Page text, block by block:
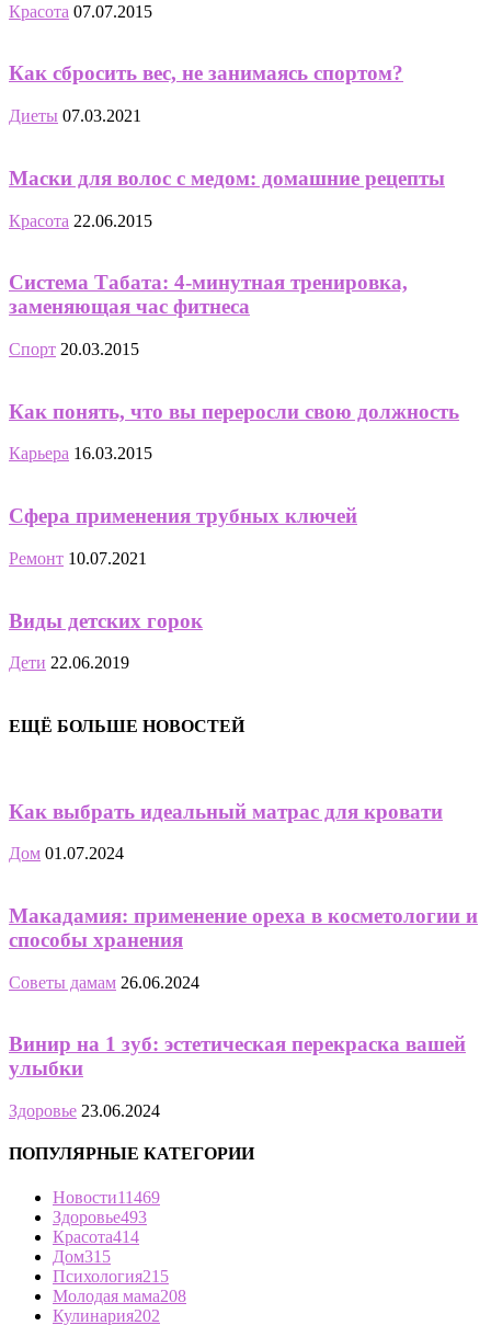
Красота 07.07.2015
Как сбросить вес, не занимаясь спортом?
Диеты 07.03.2021
Маски для волос с медом: домашние рецепты
Красота 22.06.2015
Система Табата: 4-минутная тренировка,
заменяющая час фитнеса
Спорт 20.03.2015
Как понять, что вы переросли свою должность
Карьера 16.03.2015
Сфера применения трубных ключей
Ремонт 10.07.2021
Виды детских горок
Дети 22.06.2019
ЕЩЁ БОЛЬШЕ НОВОСТЕЙ
Как выбрать идеальный матрас для кровати
Дом 01.07.2024
Макадамия: применение ореха в косметологии и
способы хранения
Советы дамам 26.06.2024
Винир на 1 зуб: эстетическая перекраска вашей
улыбки
Здоровье 23.06.2024
ПОПУЛЯРНЫЕ КАТЕГОРИИ
Новости11469
Здоровье493
Красота414
Дом315
Психология215
Молодая мама208
Кулинария202